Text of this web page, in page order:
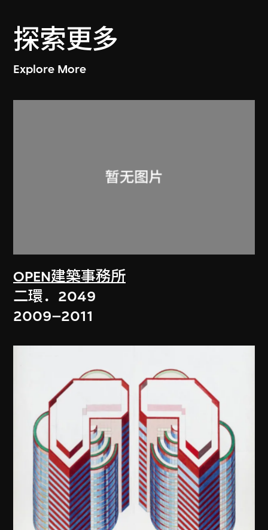
探索更多
Explore More
OPEN建築事務所
二環．2049
2009–2011